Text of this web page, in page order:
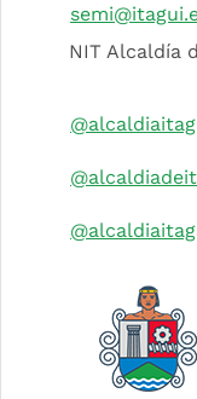
NIT Alcaldía